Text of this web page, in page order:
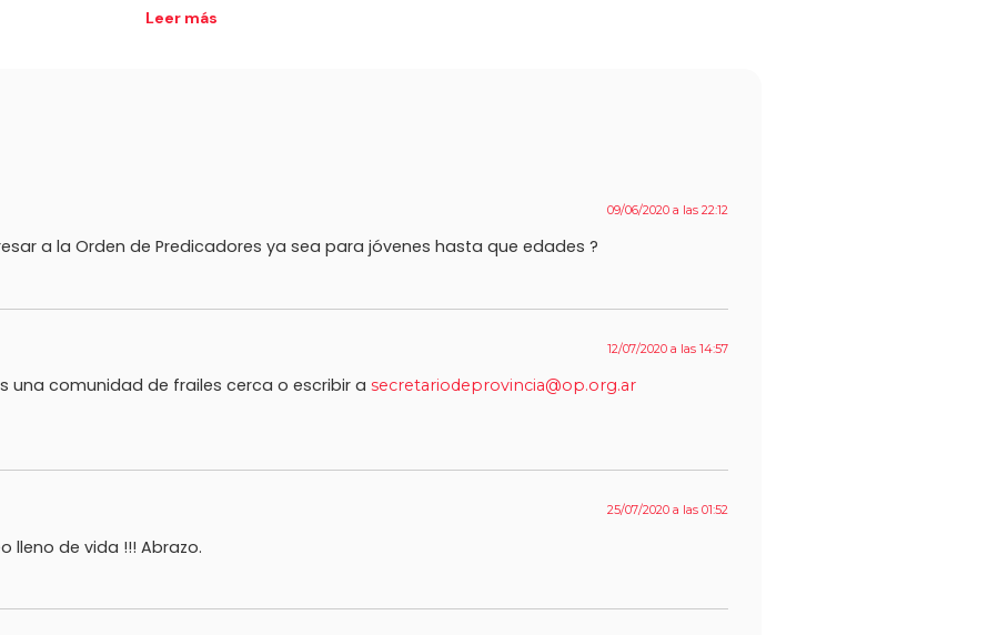
Leer más
09/06/2020 a las 22:12
a la Orden de Predicadores ya sea para jóvenes hasta que edades ?
12/07/2020 a las 14:57
una comunidad de frailes cerca o escribir a secretariodeprovincia@op.org.ar
25/07/2020 a las 01:52
lleno de vida !!! Abrazo.